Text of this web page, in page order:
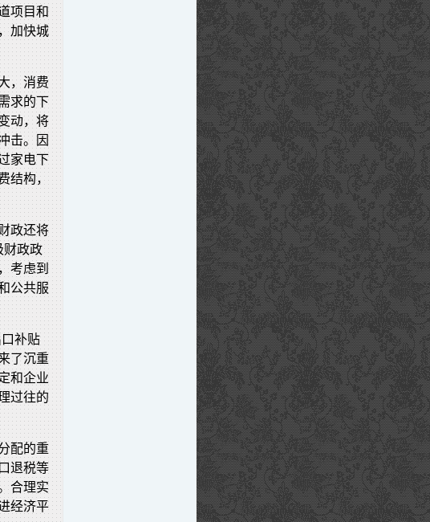
项目和
加快城
，消费
求的下
动，将
击。因
家电下
结构，
政还将
财政政
考虑到
公共服
补贴
了沉重
和企业
过往的
配的重
退税等
合理实
经济平